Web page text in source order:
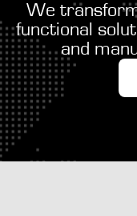
We
functional
and